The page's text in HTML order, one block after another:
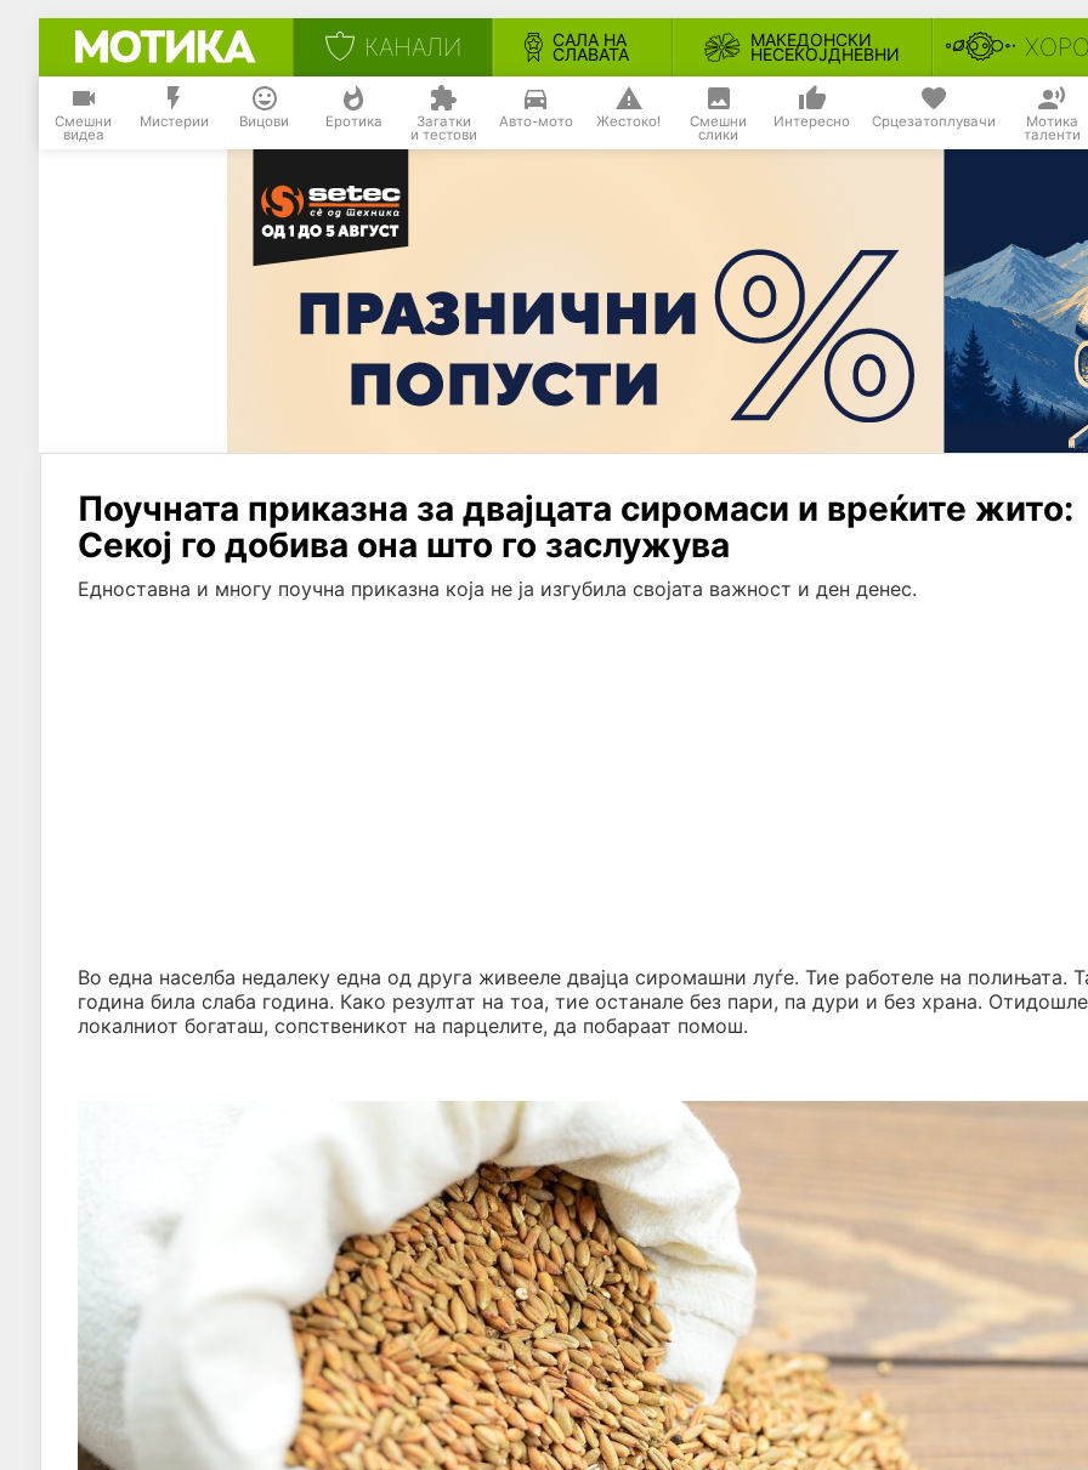
КАНАЛИ САЛА НА
СЛАВАТА
МАКЕДОНСКИ
НЕСЕКОЈДНЕВНИ
Смешни
видеа
Мистерии Вицови Еротика Загатки
и тестови
Авто-мото Жестоко! Смешни
слики
Интересно Срцезатоплувачи Мотика
таленти
Поучната приказна за двајцата сиромаси и вреќите жито:
Секој го добива она што го заслужува
Едноставна и многу поучна приказна која не ја изгубила својата важност и ден денес.
Во една населба недалеку една од друга живееле двајца сиромашни луѓе. Тие работеле на полињата.
година била слаба година. Како резултат на тоа, тие останале без пари, па дури и без храна. Отидошле
локалниот богаташ, сопственикот на парцелите, да побараат помош.